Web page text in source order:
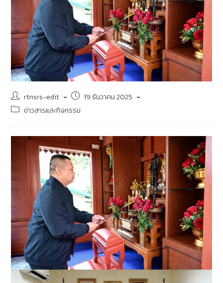
rtnsrs-edit
19 ธันวาคม 2025
ข่าวสารและกิจกรรม